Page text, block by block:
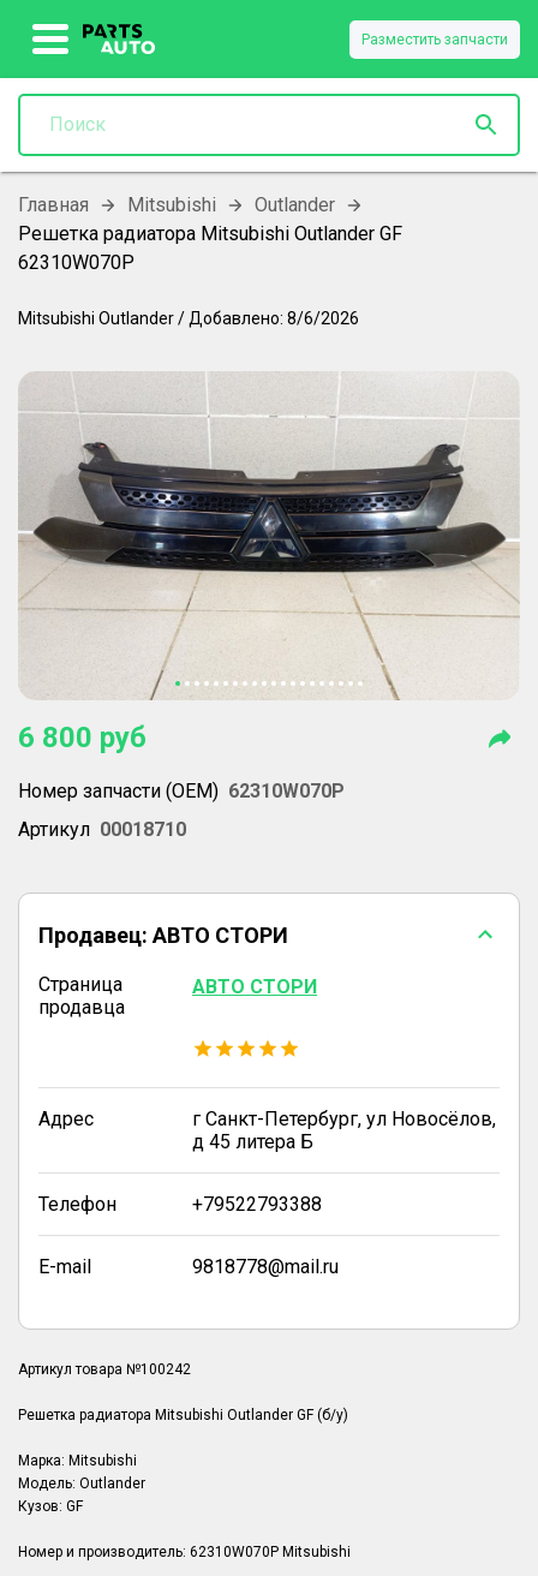
Разместить запчасти
Главная Mitsubishi
Outlander
Решетка радиатора Mitsubishi Outlander GF
62310W070P
Mitsubishi Outlander/ Добавлено: 8/6/2026
6 800 руб
Номер запчасти (OEM) 62310W070P
Артикул 00018710
Продавец: АВТО СТОРИ
Страница
продавца
АВТО СТОРИ
Адрес
г Санкт-Петербург, ул Новосёлов,
д 45 литера Б
Телефон +79522793388
E-mail 9818778@mail.ru
Артикул товара №100242
Решетка радиатора Mitsubishi Outlander GF (б/у)
Марка: Mitsubishi
Модель: Outlander
Кузов: GF
Номер и производитель: 62310W070P Mitsubishi